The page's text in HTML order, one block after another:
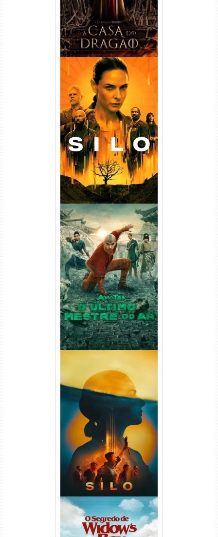
Silo 1ª Temporada Torrent
(2023) WEB-DL
720p/1080p/4K Dual Áudio
Avatar: O Último Mestre do
Ar 2ª Temporada Torrent
(2026) WEB-DL 1080p Dual
Áudio
Silo 2ª Temporada (2024)
WEB-DL 1080p Dual Áudio